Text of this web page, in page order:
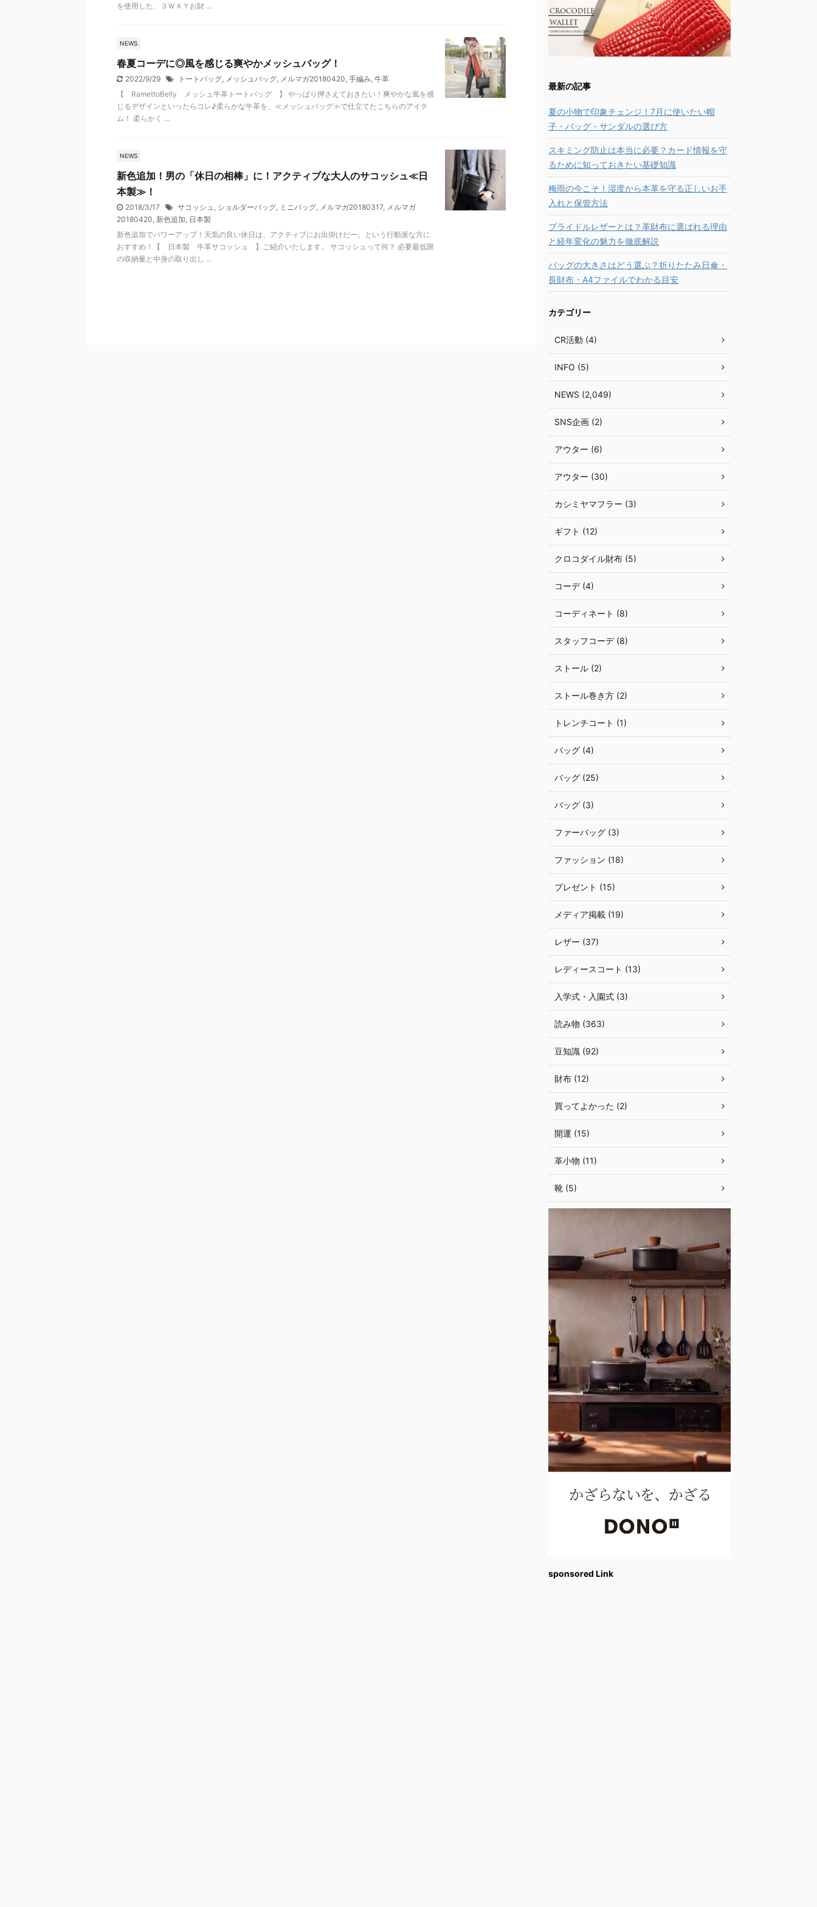
を使用した、３ＷＡＹお財 ...
NEWS
春夏コーデに◎風を感じる爽やかメッシュバッグ！
2022/9/29 トートバッグ, メッシュバッグ, メルマガ20180420, 手編み, 牛革
【 RamettoBelly メッシュ牛革トートバッグ 】 やっぱり押さえておきたい！爽やかな風を感
じるデザインといったらコレ♪柔らかな牛革を、≪メッシュバッグ≫で仕立てたこちらのアイテ
ム！ 柔らかく ...
NEWS
新色追加！男の「休日の相棒」に！アクティブな大人のサコッシュ≪日
本製≫！
2018/3/17 サコッシュ , ショルダーバッグ, ミニバッグ, メルマガ20180317, メルマガ
20180420, 新色追加, 日本製
新色追加でパワーアップ！天気の良い休日は、アクティブにお出掛けだー。という行動派な方に
おすすめ！【 日本製 牛革サコッシュ 】ご紹介いたします。 サコッシュって何？ 必要最低限
の収納量と中身の取り出し ...
最新の記事
夏の小物で印象チェンジ！7月に使いたい帽
子・バッグ・サンダルの選び方
スキミング防止は本当に必要？カード情報を守
るために知っておきたい基礎知識
梅雨の今こそ！湿度から本革を守る正しいお手
入れと保管方法
ブライドルレザーとは？革財布に選ばれる理由
と経年変化の魅力を徹底解説
バッグの大きさはどう選ぶ？折りたたみ日傘・
長財布・A4ファイルでわかる目安
カテゴリー
CR活動 (4)
INFO (5)
NEWS (2,049)
SNS企画 (2)
アウター (6)
アウター (30)
カシミヤマフラー (3)
ギフト (12)
クロコダイル財布 (5)
コーデ (4)
コーディネート (8)
スタッフコーデ (8)
ストール (2)
ストール巻き方 (2)
トレンチコート (1)
バッグ (4)
バッグ (25)
バッグ (3)
ファーバッグ (3)
ファッション (18)
プレゼント (15)
メディア掲載 (19)
レザー (37)
レディースコート (13)
入学式・入園式 (3)
読み物 (363)
豆知識 (92)
財布 (12)
買ってよかった (2)
開運 (15)
革小物 (11)
靴 (5)
sponsored Link